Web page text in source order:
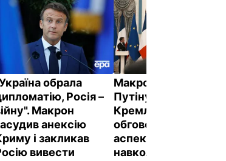
обрала
Росія –
Макрон
анексію
і закликав
вивести
Макрон телефонував
Путіну. За версією
Кремля,
обговорювали "різні
аспекти ситуації
навколо України"